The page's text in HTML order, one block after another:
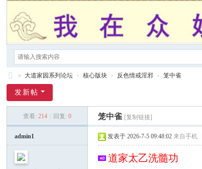
道
论
坛
» 大道家园系列论坛 › 核心版块 › 反色情戒淫邪 › 笼中雀
发新帖
查看: 214 回复: 0 笼中雀 [复制链接]
admin1 发表于 2026-7-5 09:48:02 来自手机
道家太乙洗髓功